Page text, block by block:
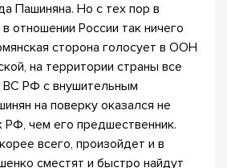
Пашиняна. Но с тех пор в
отношении России так ничего
сторона голосует в ООН
на территории страны все
ВС РФ с внушительным
на поверку оказался не
чем его предшественник.
всего, произойдет и в
сместят и быстро найдут